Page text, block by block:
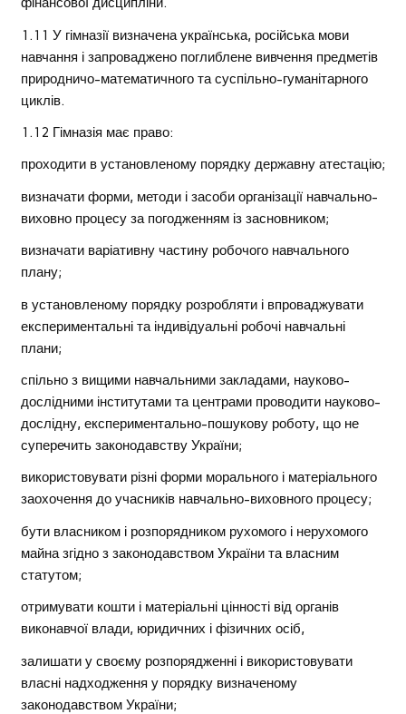
1.11 У гімназії визначена українська, російська мови
навчання і запроваджено поглиблене вивчення предметів
природничо-математичного та суспільно-гуманітарного
циклів.
1.12 Гімназія має право:
проходити в установленому порядку державну атестацію;
визначати форми, методи і засоби організації навчально-
виховно процесу за погодженням із засновником;
визначати варіативну частину робочого навчального
плану;
в установленому порядку розробляти і впроваджувати
експериментальні та індивідуальні робочі навчальні
плани;
спільно з вищими навчальними закладами, науково-
дослідними інститутами та центрами проводити науково-
дослідну, експериментально-пошукову роботу, що не
суперечить законодавству України;
використовувати різні форми морального і матеріального
заохочення до учасників навчально-виховного процесу;
бути власником і розпорядником рухомого і нерухомого
майна згідно з законодавством України та власним
статутом;
отримувати кошти і матеріальні цінності від органів
виконавчої влади, юридичних і фізичних осіб,
залишати у своєму розпорядженні і використовувати
власні надходження у порядку визначеному
законодавством України;